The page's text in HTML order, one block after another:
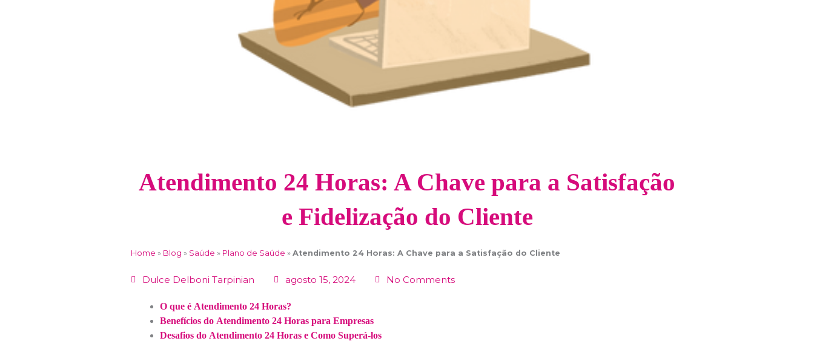
Atendimento 24 Horas: A Chave para a Satisfação
e Fidelização do Cliente
Home » Blog » Saúde » Plano de Saúde »Atendimento 24 Horas: A Chave para a Satisfação do Cliente
Dulce Delboni Tarpinian agosto 15, 2024 No Comments
O que é Atendimento 24 Horas?
Benefícios do Atendimento 24 Horas para Empresas
Desafios do Atendimento 24 Horas e Como Superá-los